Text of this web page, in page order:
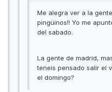
Me alegra ver a la
pingüinos!! Yo me
del sabado.
La gente de madrid,
teneis pensado salir el
el domingo?